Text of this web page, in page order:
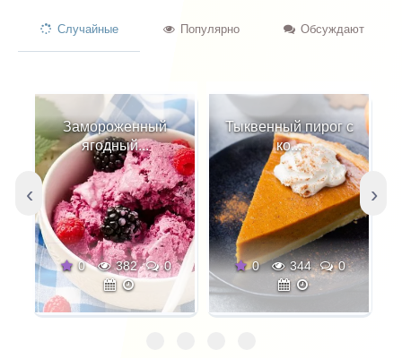
Чеддер и таким вкусом!
тяжелый.
Случайные Популярно Обсуждают
Замороженный
ягодный...
0 382 0
Тыквенный пирог с
ко...
0 344 0
‹ ›